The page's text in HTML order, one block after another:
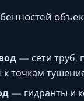
— сети труб,
к точкам
— гидранты и